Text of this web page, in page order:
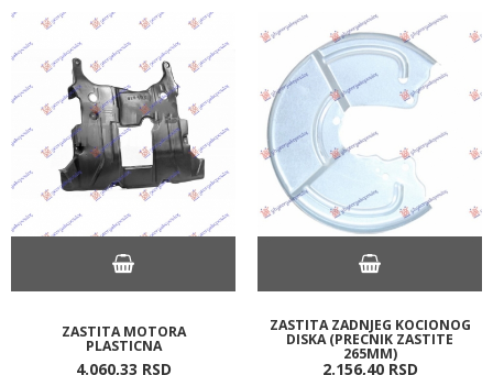
ZASTITA MOTORA
PLASTICNA
4.060,33 RSD
ZASTITA ZADNJEG KOCIONOG
DISKA (PRECNIK ZASTITE
265MM)
2.156,40 RSD